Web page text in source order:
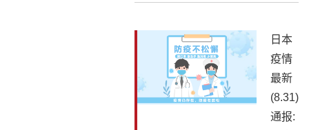
日本
疫情
最新
(8.31)
通报: